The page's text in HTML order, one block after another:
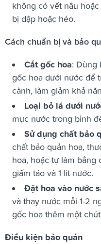
không có vết nâu
bị dập hoặc héo.
Cách chuẩn bị và bảo
Cắt gốc hoa: Dùng
gốc hoa dưới nước để
cành, làm giảm khả
Loại bỏ lá dưới
mực nước trong bình
Sử dụng chất bảo
chất bảo quản hoa,
hoa, hoặc tự làm bằng
giấm táo và 1 lít nước.
Đặt hoa vào nước
và thay nước mỗi 1-2
gốc hoa thêm một
Điều kiện bảo quản